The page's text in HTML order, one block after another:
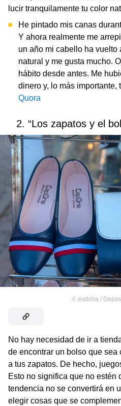
lucir tranquilamente tu color
He pintado mis canas
Y ahora realmente me
un año mi cabello ha vuelto
natural y me gusta mucho.
hábito desde antes. Me
dinero y, lo más importante,
Quora
2. “Los zapatos y el
© evdoha /
No hay necesidad de ir a
de encontrar un bolso que sea
a tus zapatos. De hecho,
Esto no significa que no estén
tendencia no se convertirá en
elegir cosas que se